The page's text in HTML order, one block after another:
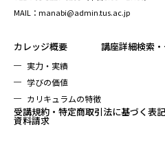
MAIL：manabi@admin.tus.ac.jp
カレッジ概要
実力・実績
学びの価値
カリキュラムの特徴
講座詳細検索
受講規約・特定商取引法に基づく表記
資料請求